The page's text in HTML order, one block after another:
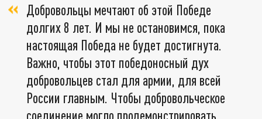
Добровольцы мечтают об этой Победе
долгих 8 лет. И мы не остановимся, пока
настоящая Победа не будет достигнута.
Важно, чтобы этот победоносный дух
добровольцев стал для армии, для всей
России главным. Чтобы добровольческое
соединение могло продемонстрировать